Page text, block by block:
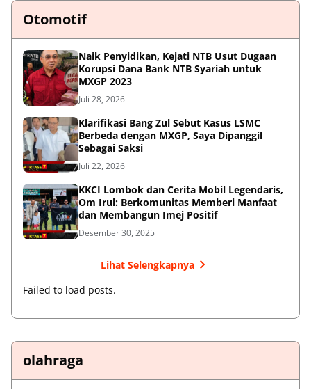
Otomotif
Naik Penyidikan, Kejati NTB Usut Dugaan
Korupsi Dana Bank NTB Syariah untuk
MXGP 2023
Juli 28, 2026
Klarifikasi Bang Zul Sebut Kasus LSMC
Berbeda dengan MXGP, Saya Dipanggil
Sebagai Saksi
Juli 22, 2026
KKCI Lombok dan Cerita Mobil Legendaris,
Om Irul: Berkomunitas Memberi Manfaat
dan Membangun Imej Positif
Desember 30, 2025
Lihat Selengkapnya
Failed to load posts.
olahraga